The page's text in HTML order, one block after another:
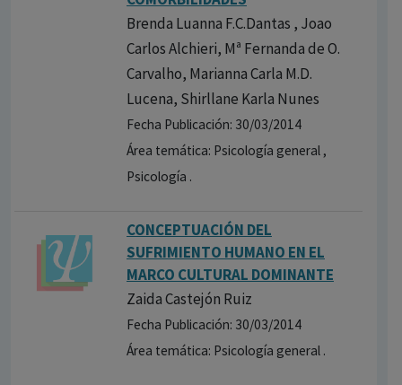
Brenda Luanna F.C.Dantas , Joao
Carlos Alchieri, Mª Fernanda de O.
Carvalho, Marianna Carla M.D.
Lucena, Shirllane Karla Nunes
Fecha Publicación: 30/03/2014
Área temática: Psicología general ,
Psicología .
CONCEPTUACIÓN DEL
SUFRIMIENTO HUMANO EN EL
MARCO CULTURAL DOMINANTE
Zaida Castejón Ruiz
Fecha Publicación: 30/03/2014
Área temática: Psicología general .